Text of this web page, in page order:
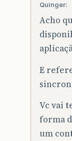
Quinger:
Acho
E
Vc vai
forma
um